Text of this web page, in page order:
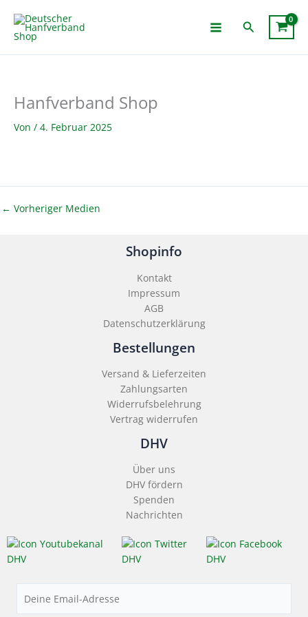
Inhalt
springen
Suchen
Hanfverband Shop
Von / 4. Februar 2025
← Vorheriger Medien
Shopinfo
Kontakt
Impressum
AGB
Datenschutzerklärung
Bestellungen
Versand & Lieferzeiten
Zahlungsarten
Widerrufsbelehrung
Vertrag widerrufen
DHV
Über uns
DHV fördern
Spenden
Nachrichten